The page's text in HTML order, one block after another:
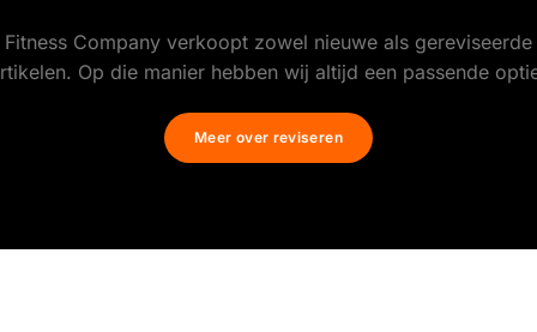
Fitness Company verkoopt zowel nieuwe als gereviseerde
Op die manier hebben wij altijd een passende
Meer over reviseren